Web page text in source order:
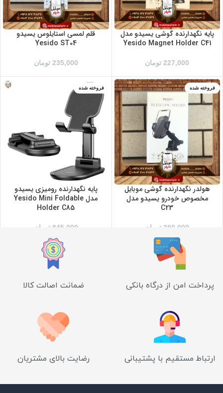
پایه نگهدارنده گوشی یسیدو مدل
Yesido Magnet Holder C41
227,000 تومان
قلم لمسی استایلوس یسیدو
Yesido ST04
235,000 تومان
فروخته شده
هولدر نگهدارنده گوشی موبایل
مخصوص خودرو یسیدو مدل
C23
280,000 تومان
فروخته شده
پایه نگهدارنده رومیزی یسیدو
مدل Yesido Mini Foldable
Holder C85
845,000 تومان
پرداخت امن از درگاه بانکی ضمانت اصالت کالا
ارتباط مستقیم با پشتیبانی رضایت بالای مشتریان